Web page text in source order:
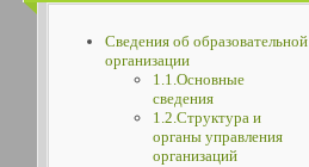
Сведения об образовательной
организации
1.1.Основные
сведения
1.2.Структура и
органы управления
организаций